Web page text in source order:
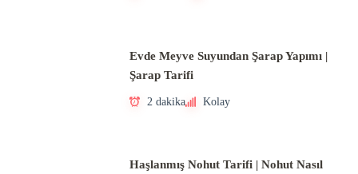
Evde Meyve Suyundan Şarap Yapımı |
Şarap Tarifi
2 dakika Kolay
Haşlanmış Nohut Tarifi | Nohut Nasıl